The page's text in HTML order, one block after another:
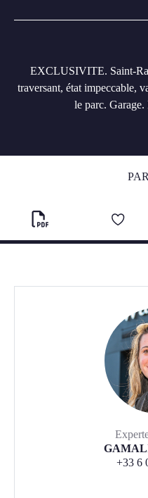
EXCLUSIVITE. Saint-
traversant, état impeccable,
le parc.
+33 6